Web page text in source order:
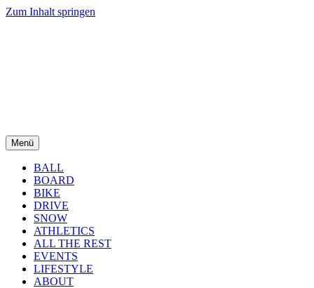
Zum Inhalt springen
Menü
BALL
BOARD
BIKE
DRIVE
SNOW
ATHLETICS
ALL THE REST
EVENTS
LIFESTYLE
ABOUT